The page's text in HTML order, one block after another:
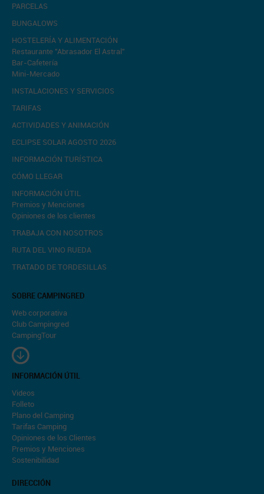
PARCELAS
BUNGALOWS
HOSTELERÍA Y ALIMENTACIÓN
Restaurante "Abrasador El Astral"
Bar-Cafetería
Mini-Mercado
INSTALACIONES Y SERVICIOS
TARIFAS
ACTIVIDADES Y ANIMACIÓN
ECLIPSE SOLAR AGOSTO 2026
INFORMACIÓN TURÍSTICA
CÓMO LLEGAR
INFORMACIÓN ÚTIL
Premios y Menciones
Opiniones de los clientes
TRABAJA CON NOSOTROS
RUTA DEL VINO RUEDA
TRATADO DE TORDESILLAS
SOBRE CAMPINGRED
Web corporativa
Club Campingred
CampingTour
INFORMACIÓN ÚTIL
Videos
Folleto
Plano del Camping
Tarifas Camping
Opiniones de los Clientes
Premios y Menciones
Sostenibilidad
DIRECCIÓN